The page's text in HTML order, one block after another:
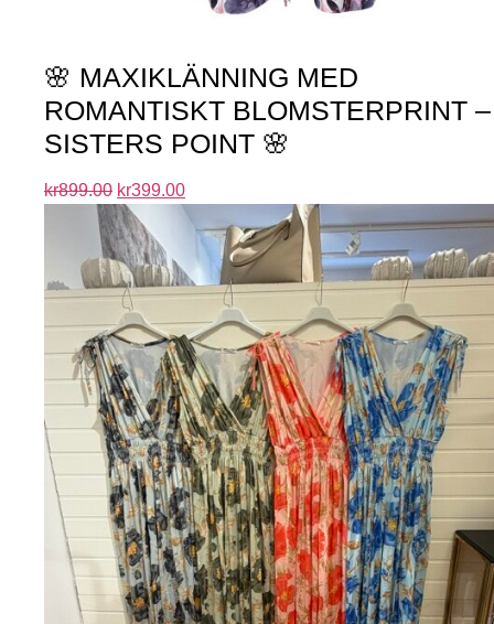
🌸 MAXIKLÄNNING MED
ROMANTISKT BLOMSTERPRINT –
SISTERS POINT 🌸
kr899.00 kr399.00